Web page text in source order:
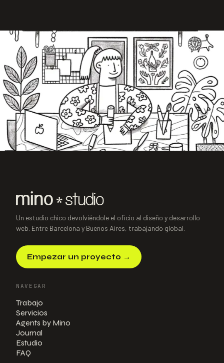
Paul
Un estudio chico devolviéndole el oficio al diseño y desarrollo
web. Entre Barcelona y Buenos Aires, trabajando global.
Empezar un proyecto →
NAVEGAR
Trabajo
Servicios
Agents by Mino
Journal
Estudio
FAQ